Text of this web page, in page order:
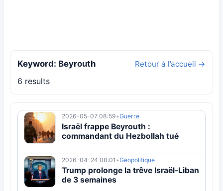
Keyword: Beyrouth Retour à l’accueil →
6 results
2026-05-07 08:59•Guerre
Israël frappe Beyrouth :
commandant du Hezbollah tué
2026-04-24 08:01 •Geopolitique
Trump prolonge la trêve Israël-Liban
de 3 semaines